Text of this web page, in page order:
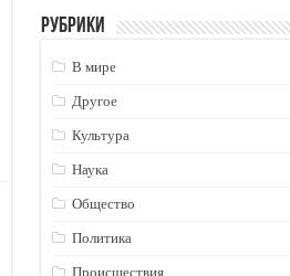
Рубрики
В мире
Другое
Культура
Наука
Общество
Политика
Происшествия